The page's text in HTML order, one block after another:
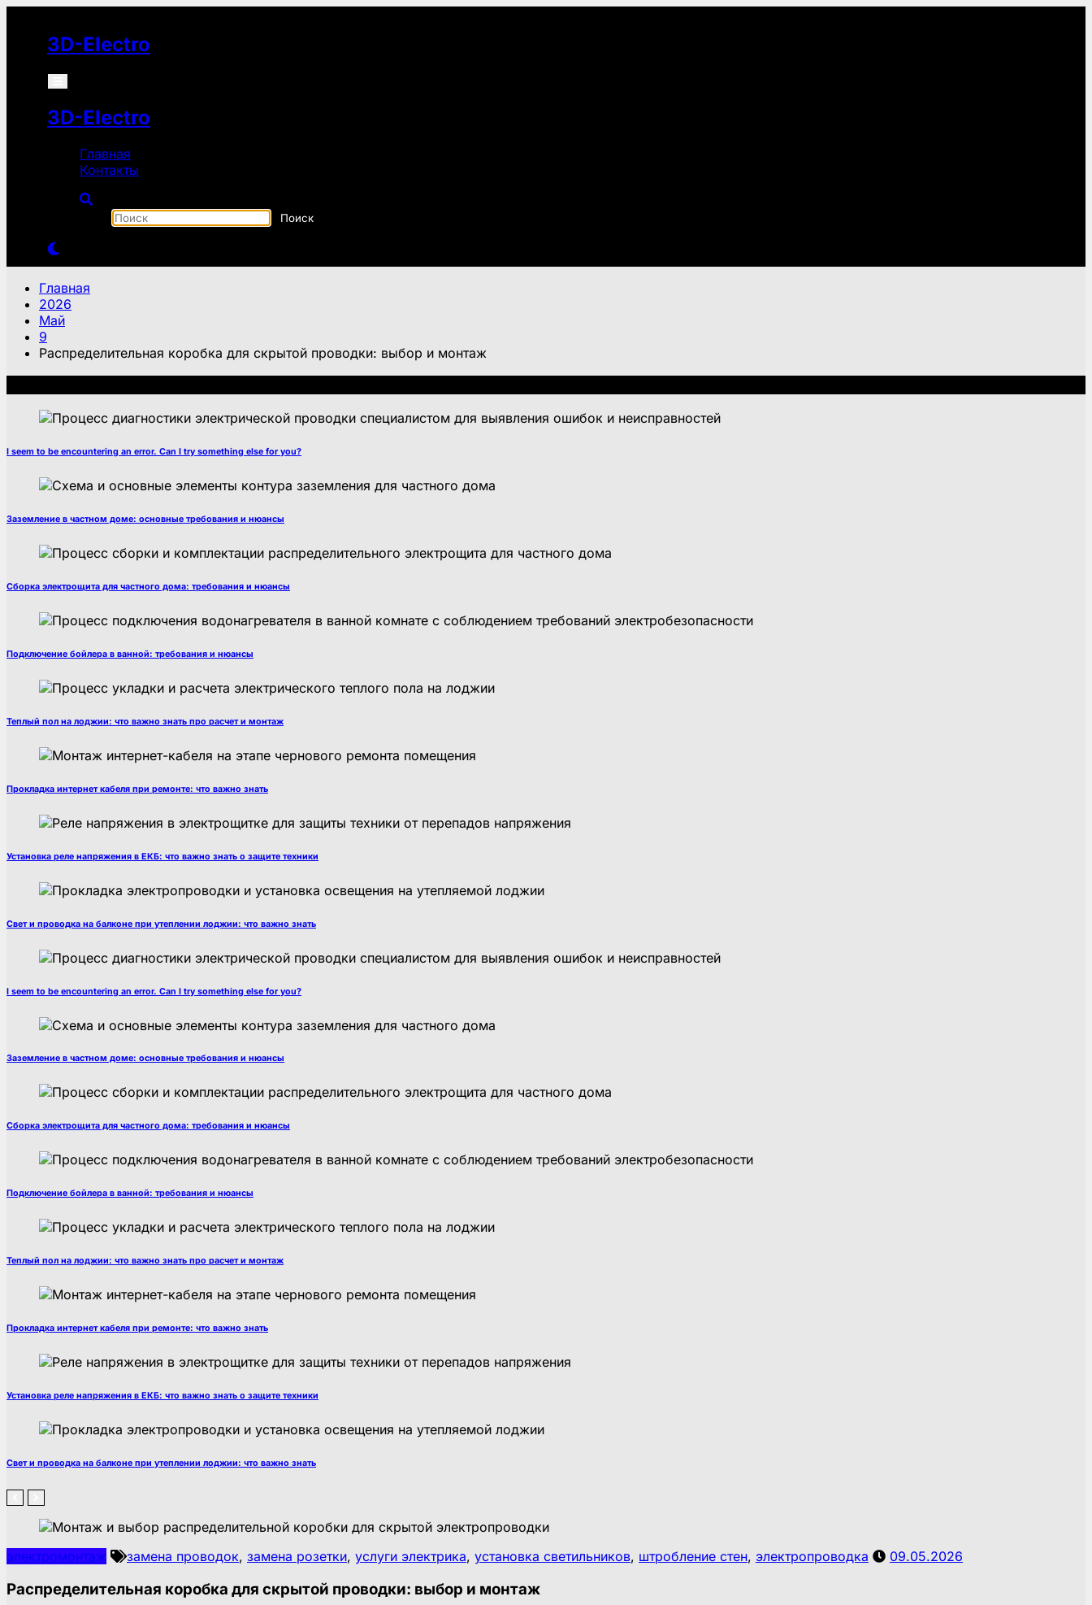
содержимому
3D-Electro
3D-Electro
Главная
Контакты
Главная
2026
Май
9
Распределительная коробка для скрытой проводки: выбор и монтаж
I seem to be encountering an error. Can I try something else for you?
Заземление в частном доме: основные требования и нюансы
Сборка электрощита для частного дома: требования и нюансы
Подключение бойлера в ванной: требования и нюансы
Теплый пол на лоджии: что важно знать про расчет и монтаж
Прокладка интернет кабеля при ремонте: что важно знать
Установка реле напряжения в ЕКБ: что важно знать о защите техники
Свет и проводка на балконе при утеплении лоджии: что важно знать
I seem to be encountering an error. Can I try something else for you?
Заземление в частном доме: основные требования и нюансы
Сборка электрощита для частного дома: требования и нюансы
Подключение бойлера в ванной: требования и нюансы
Теплый пол на лоджии: что важно знать про расчет и монтаж
Прокладка интернет кабеля при ремонте: что важно знать
Установка реле напряжения в ЕКБ: что важно знать о защите техники
Свет и проводка на балконе при утеплении лоджии: что важно знать
электромонтаж замена проводок, замена розетки, услуги электрика, установка светильников, штробление стен, электропроводка 09.05.2026
Распределительная коробка для скрытой проводки: выбор и монтаж